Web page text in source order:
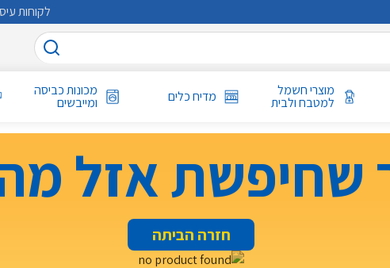
לקוחות
מוצרי חשמל
למטבח ולבית מדיח כלים מכונות כביסה
ומייבשים
שחיפשת אזל
חזרה הביתה